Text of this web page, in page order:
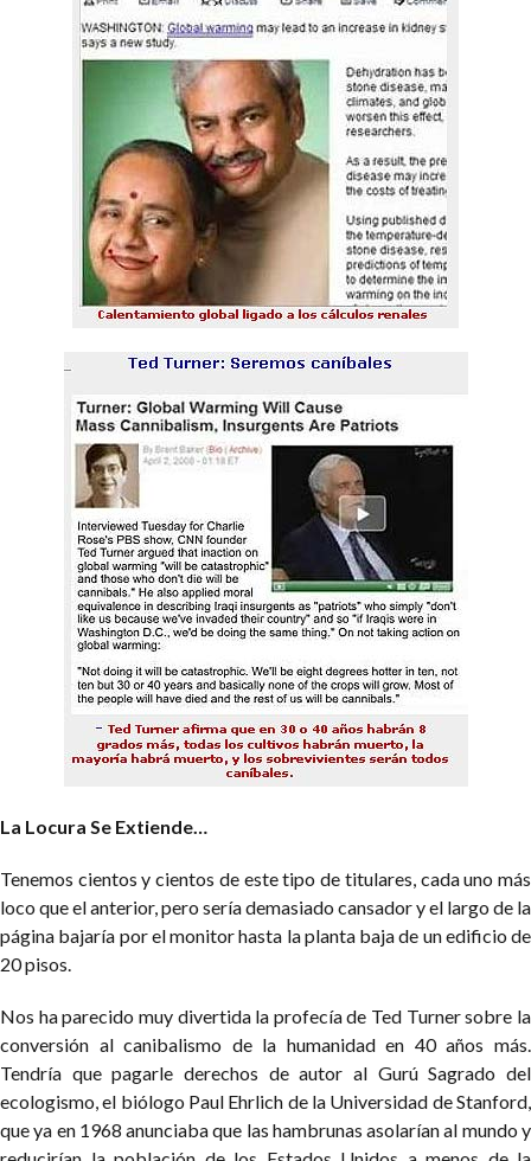
La Locura Se Extiende…
Tenemos cientos y cientos de este tipo de titulares, cada uno más
loco que el anterior, pero sería demasiado cansador y el largo de la
página bajaría por el monitor hasta la planta baja de un edificio de
20 pisos.
Nos ha parecido muy divertida la profecía de Ted Turner sobre la
conversión al canibalismo de la humanidad en 40 años más.
Tendría que pagarle derechos de autor al Gurú Sagrado del
ecologismo, el biólogo Paul Ehrlich de la Universidad de Stanford,
que ya en 1968 anunciaba que las hambrunas asolarían al mundo y